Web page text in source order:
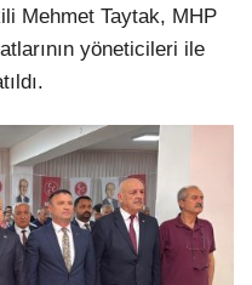
Mehmet Taytak, MHP
yöneticileri ile